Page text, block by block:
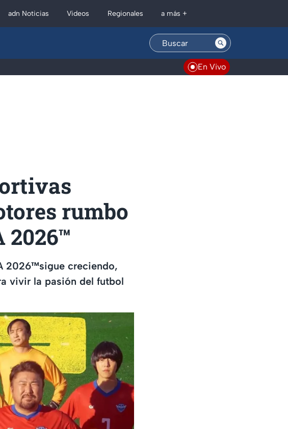
adn Noticias Videos Regionales a más +
En Vivo
rumbo
2026™️
2026™️sigue creciendo,
vivir la pasión del futbol